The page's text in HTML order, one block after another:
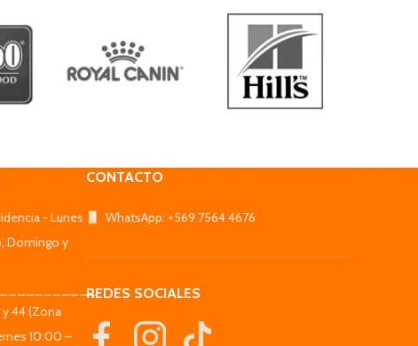
- Lunes
Domingo y
y 44 (Zona
10:00 –
CONTACTO
WhatsApp: +569 7564 4676
REDES SOCIALES